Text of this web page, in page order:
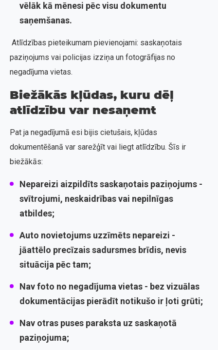
vēlāk kā mēnesi pēc visu dokumentu
saņemšanas.
Atlīdzības pieteikumam pievienojami: saskaņotais
paziņojums vai policijas izziņa un fotogrāfijas no
negadījuma vietas.
Biežākās kļūdas, kuru dēļ
atlīdzību var nesaņemt
Pat ja negadījumā esi bijis cietušais, kļūdas
dokumentēšanā var sarežģīt vai liegt atlīdzību. Šīs ir
biežākās:
Nepareizi aizpildīts saskaņotais paziņojums -
svītrojumi, neskaidrības vai nepilnīgas
atbildes;
Auto novietojums uzzīmēts nepareizi -
jāattēlo precīzais sadursmes brīdis, nevis
situācija pēc tam;
Nav foto no negadījuma vietas - bez vizuālas
dokumentācijas pierādīt notikušo ir ļoti grūti;
Nav otras puses paraksta uz saskaņotā
paziņojuma;